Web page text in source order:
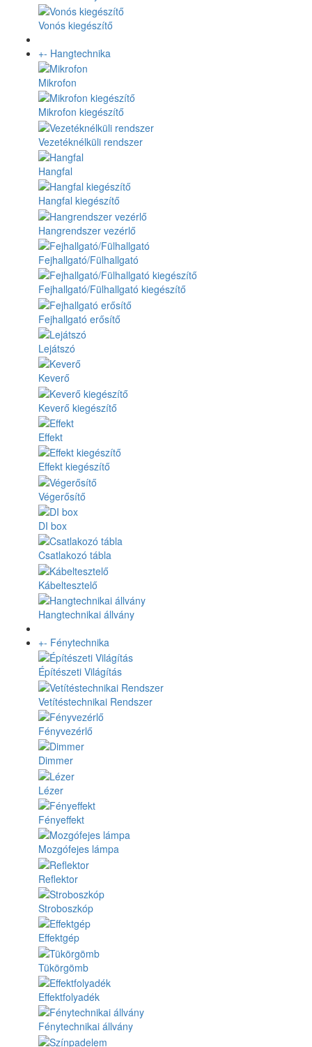
Vonós kiegészítő
+- Hangtechnika
Mikrofon
Mikrofon kiegészítő
Vezetéknélküli rendszer
Hangfal
Hangfal kiegészítő
Hangrendszer vezérlő
Fejhallgató/Fülhallgató
Fejhallgató/Fülhallgató kiegészítő
Fejhallgató erősítő
Lejátszó
Keverő
Keverő kiegészítő
Effekt
Effekt kiegészítő
Végerősítő
DI box
Csatlakozó tábla
Kábeltesztelő
Hangtechnikai állvány
+- Fénytechnika
Építészeti Világítás
Vetítéstechnikai Rendszer
Fényvezérlő
Dimmer
Lézer
Fényeffekt
Mozgófejes lámpa
Reflektor
Stroboszkóp
Effektgép
Tükörgömb
Effektfolyadék
Fénytechnikai állvány